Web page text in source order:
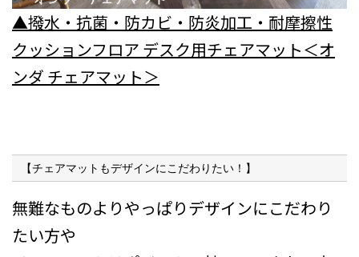
▲撥水・抗菌・防カビ・防炎加工・耐摩擦性
クッションフロア デスク用チェアマット＜オ
ンダ チェアマット＞
【チェアマットもデザインにこだわりたい！】
無難なものよりやっぱりデザインにこだわり
たい方や